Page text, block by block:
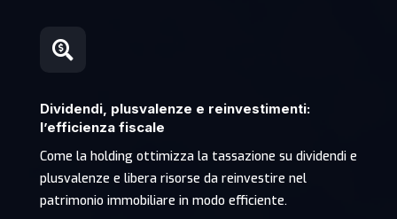

Dividendi, plusvalenze e reinvestimenti:
l’efficienza fiscale
Come la holding ottimizza la tassazione su dividendi e
plusvalenze e libera risorse da reinvestire nel
patrimonio immobiliare in modo efficiente.